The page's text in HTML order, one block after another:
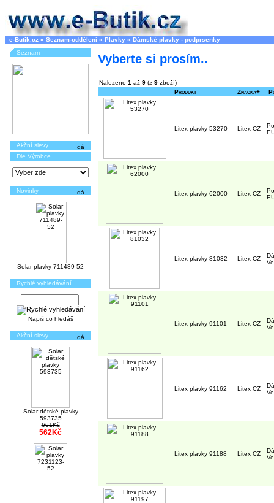
e-Butik.cz » Seznam-oddělení » Plavky » Dámské plavky - podprsenky
Seznam
Akční slevy
Dle Výrobce
Novinky
Solar plavky 711489-52
Rychlé vyhledávání
Napiš co hledáš
Akční slevy
Solar dětské plavky
593735
661Kč
562Kč
Vyberte si prosím..
Nalezeno 1 až 9 (z 9 zboží)
Produkt
Značka+
Litex plavky 53270 Litex CZ
Litex plavky 62000 Litex CZ
Litex plavky 81032 Litex CZ
Litex plavky 91101 Litex CZ
Litex plavky 91162 Litex CZ
Litex plavky 91188 Litex CZ